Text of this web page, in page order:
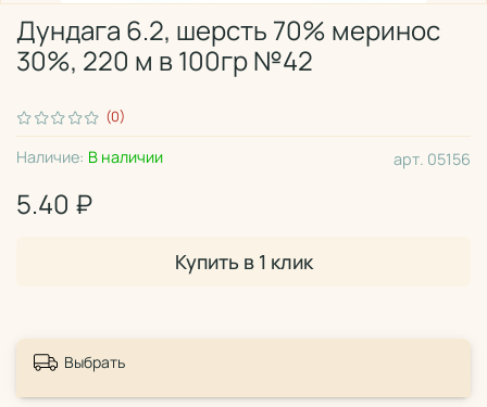
(0)
арт. 05156
Наличие: В наличии
Дундага 6.2, шерсть 70% меринос
30%, 220 м в 100гр №42
5.40 ₽
Купить в 1 клик
Выбрать